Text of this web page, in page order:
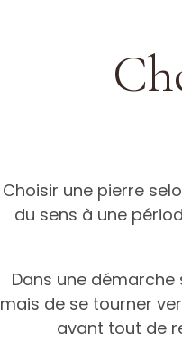
Choisir une pierre
du sens à une
Dans une démarche
mais de se tourner
avant tout de